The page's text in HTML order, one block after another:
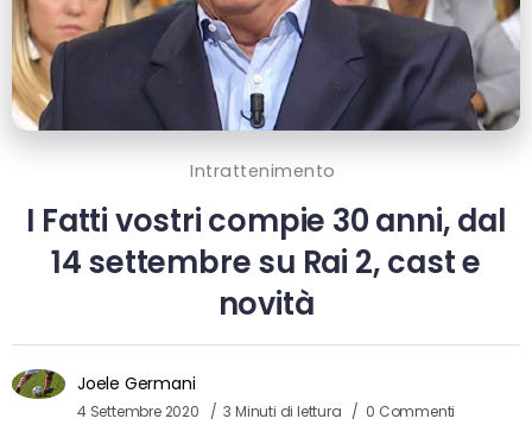
Intrattenimento
I Fatti vostri compie 30 anni, dal
14 settembre su Rai 2, cast e
novità
Joele Germani
4 Settembre 2020 3 Minuti di lettura 0 Commenti